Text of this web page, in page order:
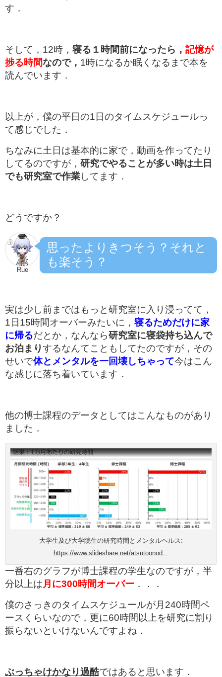
す．
そして，12時， 寝る１時間前になったら， 記憶が
捗る時間なので， 1時になるか眠くなるまで本を
読んでいます．
以上が，僕の平日の1日のタイムスケジュールっ
て感じでした．
ちなみに土日は基本的に家で，動画を作ってたり
してるのですが， 研究でやることが多い時は土日
でも研究室で作業 してます．
どうですか？
Rue
思ったよりきつそう？それと
も楽そう？
実は少し前まではもっと研究室に入り浸ってて，
1日15時間オーバーみたいに， 寝るためだけに家
に帰るだとか，なんなら研究室に寝袋持ち込んで
お泊まり するなんてこともしてたのですが，その
せいで体とメンタルを一回壊しちゃって今はこん
な感じに落ち着いています．
他の博士課程のデータとしてはこんなものがあり
ました．
大学生及び大学院生の研究時間とメンタルヘルス:
https://www.slideshare.net/atsutoonod...
一番右のグラフが博士課程の学生なのですが，半
分以上は 月に300時間オーバー ．．．
僕のさっきのタイムスケジュールが月240時間ペ
ースくらいなので，更に60時間以上を研究に割り
振らないといけないんですよね．
ぶっちゃけかなり過酷ではあると思います．